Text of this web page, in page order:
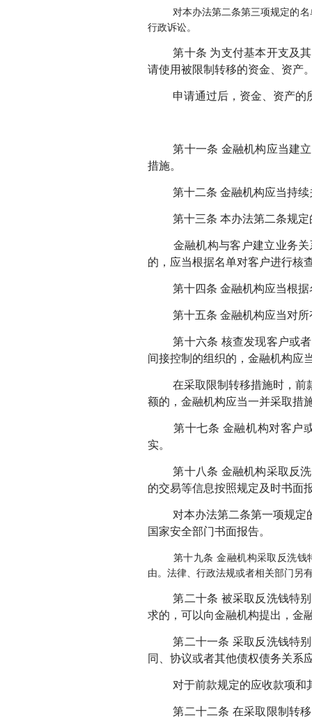
对本办法第二条第三项规定的
行政诉讼。
第十条 为支付基本开支及
请使用被限制转移的资金、资产
申请通过后，资金、资产的
第十一条 金融机构应当建
措施。
第十二条 金融机构应当持
第十三条 本办法第二条规
金融机构与客户建立业务
的，应当根据名单对客户进行核
第十四条 金融机构应当根
第十五条 金融机构应当对
第十六条 核查发现客户或
间接控制的组织的，金融机构应
在采取限制转移措施时，前
额的，金融机构应当一并采取措
第十七条 金融机构对客户
实。
第十八条 金融机构采取反
的交易等信息按照规定及时书面
对本办法第二条第一项规定
国家安全部门书面报告。
第十九条 金融机构采取反洗钱
由。法律、行政法规或者相关部门另
第二十条 被采取反洗钱特
求的，可以向金融机构提出，金
第二十一条 采取反洗钱特
同、协议或者其他债权债务关系
对于前款规定的应收款项和
第二十二条 在采取限制转